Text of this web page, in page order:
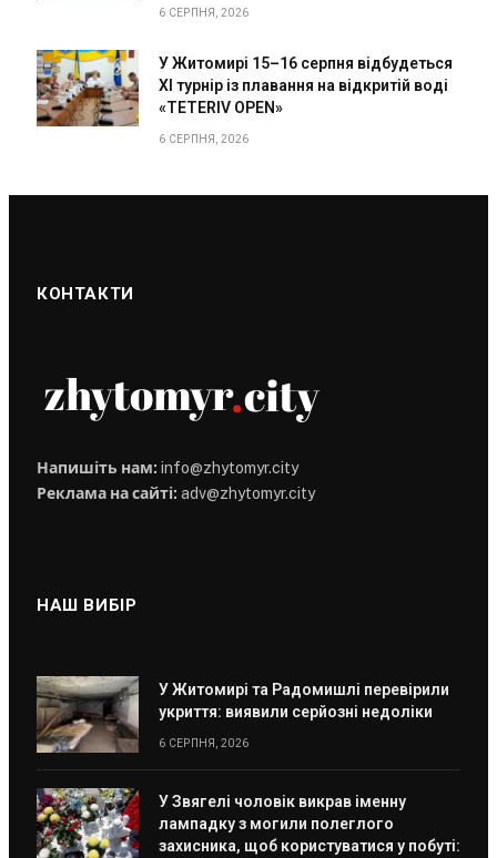
6 СЕРПНЯ, 2026
У Житомирі 15–16 серпня відбудеться
XI турнір із плавання на відкритій воді
«TETERIV OPEN»
6 СЕРПНЯ, 2026
КОНТАКТИ
Напишіть нам: info@zhytomyr.city
Реклама на сайті: adv@zhytomyr.city
НАШ ВИБІР
У Житомирі та Радомишлі перевірили
укриття: виявили серйозні недоліки
6 СЕРПНЯ, 2026
У Звягелі чоловік викрав іменну
лампадку з могили полеглого
захисника, щоб користуватися у побуті: